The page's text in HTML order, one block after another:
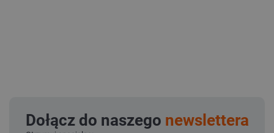
Dołącz do naszego newslettera